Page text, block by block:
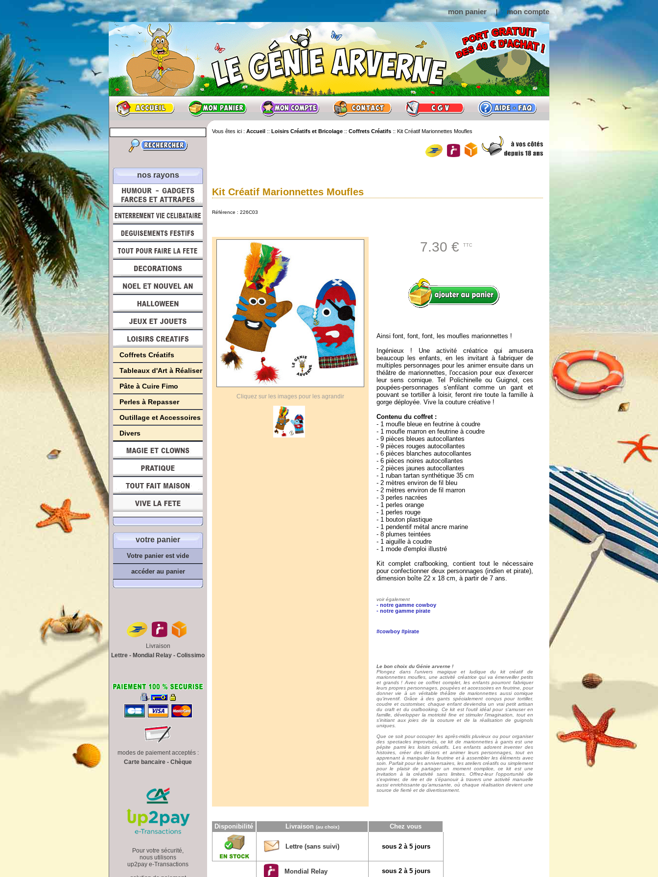
mon panier | mon compte
nos rayons
Coffrets Créatifs
Tableaux d'Art à Réaliser
Pâte à Cuire Fimo
Perles à Repasser
Outillage et Accessoires
Divers
votre panier
Votre panier est vide
accéder au panier
Livraison
Lettre - Mondial Relay - Colissimo
modes de paiement acceptés :
Carte bancaire - Chèque
Pour votre sécurité,
nous utilisons
up2pay e-Transactions
Vous êtes ici : Accueil :: Loisirs Créatifs et Bricolage :: Coffrets Créatifs :: Kit Créatif Marionnettes Moufles
Kit Créatif Marionnettes Moufles
Référence : 226C03
7.30 € TTC
Ainsi font, font, font, les moufles marionnettes !
Ingénieux ! Une activité créatrice qui amusera
beaucoup les enfants, en les invitant à fabriquer de
multiples personnages pour les animer ensuite dans un
théâtre de marionnettes, l'occasion pour eux d'exercer
leur sens comique. Tel Polichinelle ou Guignol, ces
poupées-personnages s'enfilant comme un gant et
pouvant se tortiller à loisir, feront rire toute la famille à
gorge déployée. Vive la couture créative !
Contenu du coffret :
- 1 moufle bleue en feutrine à coudre
- 1 moufle marron en feutrine à coudre
- 9 pièces bleues autocollantes
- 9 pièces rouges autocollantes
- 6 pièces blanches autocollantes
- 6 pièces noires autocollantes
- 2 pièces jaunes autocollantes
- 1 ruban tartan synthétique 35 cm
- 2 mètres environ de fil bleu
- 2 mètres environ de fil marron
- 3 perles nacrées
- 1 perles orange
- 1 perles rouge
- 1 bouton plastique
- 1 pendentif métal ancre marine
- 8 plumes teintées
- 1 aiguille à coudre
- 1 mode d'emploi illustré
Kit complet crafbooking, contient tout le nécessaire
pour confectionner deux personnages (indien et pirate),
dimension boîte 22 x 18 cm, à partir de 7 ans.
voir également
- notre gamme cowboy
- notre gamme pirate
#cowboy #pirate
Le bon choix du Génie arverne !
Plongez dans l'univers magique et ludique du kit créatif de
marionnettes moufles, une activité créatrice qui va émerveiller petits
et grands ! Avec ce coffret complet, les enfants pourront fabriquer
leurs propres personnages, poupées et accessoires en feutrine, pour
donner vie à un véritable théâtre de marionnettes aussi comique
qu'inventif. Grâce à des gants spécialement conçus pour tortiller,
coudre et customiser, chaque enfant deviendra un vrai petit artisan
du craft et du crafbooking. Ce kit est l'outil idéal pour s'amuser en
famille, développer la motricité fine et stimuler l'imagination, tout en
s'initiant aux joies de la couture et de la réalisation de guignols
uniques.
Que ce soit pour occuper les après-midis pluvieux ou pour organiser
des spectacles improvisés, ce kit de marionnettes à gants est une
pépite parmi les loisirs créatifs. Les enfants adorent inventer des
histoires, créer des décors et animer leurs personnages, tout en
apprenant à manipuler la feutrine et à assembler les éléments avec
soin. Parfait pour les anniversaires, les ateliers créatifs ou simplement
pour le plaisir de partager un moment complice, ce kit est une
invitation à la créativité sans limites. Offrez-leur l'opportunité de
s'exprimer, de rire et de s'épanouir à travers une activité manuelle
aussi enrichissante qu'amusante, où chaque réalisation devient une
source de fierté et de divertissement.
Cliquez sur les images pour les agrandir
Disponibilité Livraison (au choix) Chez vous
Lettre (sans suivi) sous 2 à 5 jours
Mondial Relay sous 2 à 5 jours